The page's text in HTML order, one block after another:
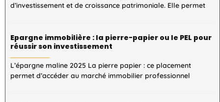
d’investissement et de croissance patrimoniale. Elle permet
Epargne immobilière : la pierre-papier ou le PEL pour
réussir son investissement
L’épargne maline 2025 La pierre papier : ce placement
permet d’accéder au marché immobilier professionnel